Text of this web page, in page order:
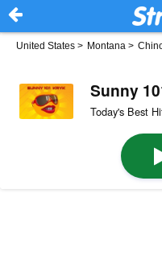
United States > Montana >
Sunny
Today's Best